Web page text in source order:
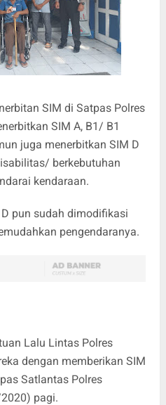
SIM di Satpas Polres
SIM A, B1/ B1
juga menerbitkan SIM D
berkebutuhan
kendaraan.
pun sudah dimodifikasi
pengendaranya.
Lalu Lintas Polres
dengan memberikan SIM
Satlantas Polres
pagi.